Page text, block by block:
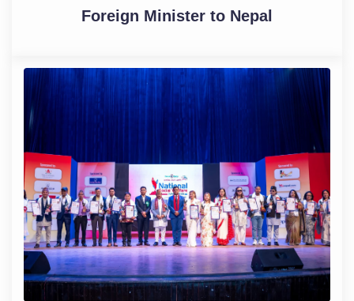
Foreign Minister to Nepal